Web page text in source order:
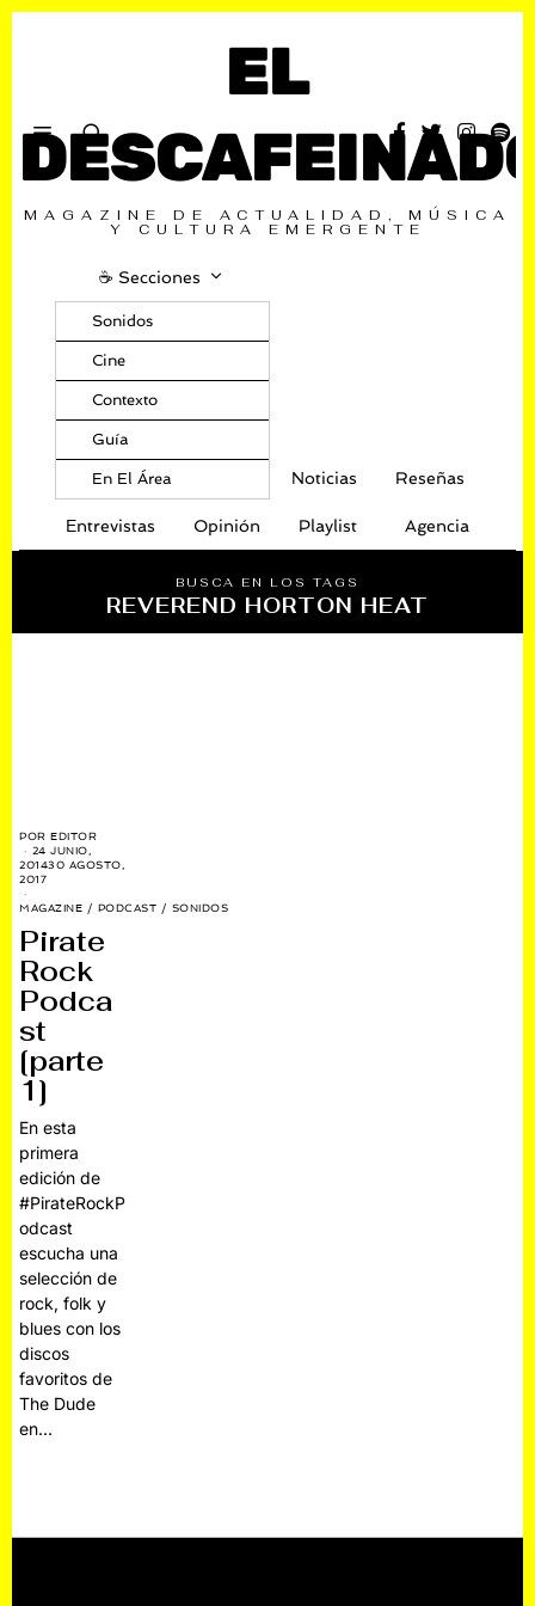
EL
MAGAZINE DE ACTUALIDAD, MÚSICA
Y CULTURA EMERGENTE
☕️ Secciones
Sonidos
Cine
Contexto
Guía
En El Área Noticias Reseñas
Entrevistas Opinión Playlist Agencia
BUSCA EN LOS TAGS
REVEREND HORTON HEAT
POREDITOR
24 JUNIO,
201430 AGOSTO,
2017
MAGAZINE / PODCAST / SONIDOS
Pirate
Rock
Podca
st
[parte
1]
En esta
primera
edición de
#PirateRockP
odcast
escucha una
selección de
rock, folk y
blues con los
discos
favoritos de
The Dude
en…